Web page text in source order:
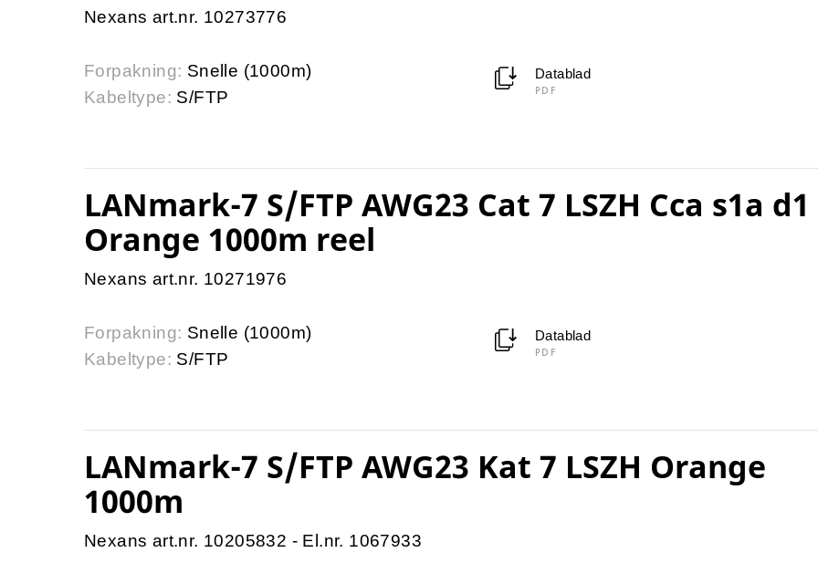
Nexans art.nr. 10273776
Forpakning: Snelle (1000m)
Kabeltype: S/FTP
Datablad
PDF
LANmark-7 S/FTP AWG23 Cat 7 LSZH Cca s1a
Orange 1000m reel
Nexans art.nr. 10271976
Forpakning: Snelle (1000m)
Kabeltype: S/FTP
Datablad
PDF
LANmark-7 S/FTP AWG23 Kat 7 LSZH Orange
1000m
Nexans art.nr. 10205832 - El.nr. 1067933